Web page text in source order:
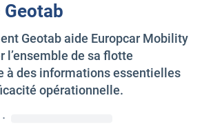
Geotab aide Europcar Mobility
l’ensemble de sa flotte
à des informations essentielles
opérationnelle.
·